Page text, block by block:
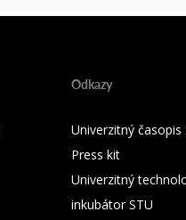
Odkazy
Univerzitný časopis
Press kit
Univerzitný
inkubátor STU